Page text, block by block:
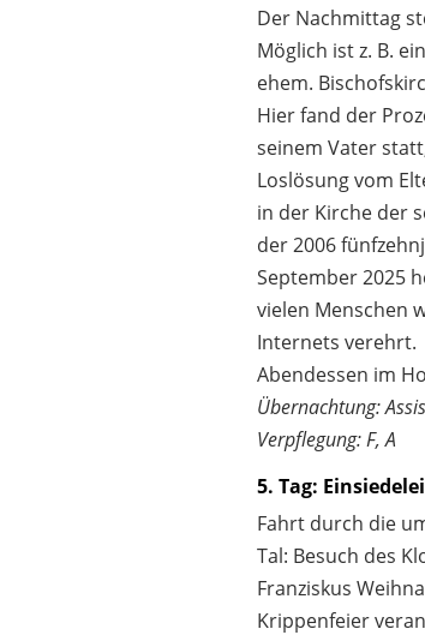
Der Nachmittag
Möglich ist z. B.
ehem.
Hier fand der
seinem Vater
Loslösung vom
in der Kirche der
der 2006
September 2025
vielen Menschen
Internets verehrt.
Abendessen im
Übernachtung:
Verpflegung: F, A
5. Tag:
Fahrt durch die
Tal: Besuch des
Franziskus
Krippenfeier